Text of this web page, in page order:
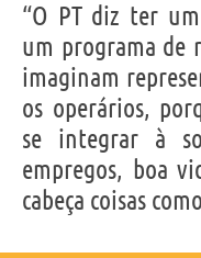
“O PT diz ter
um programa de
imaginam
os operários,
se integrar à
empregos, boa
cabeça coisas